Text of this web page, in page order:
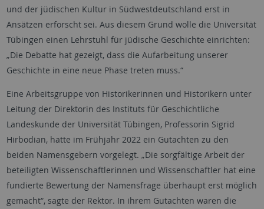
und der jüdischen Kultur in Südwestdeutschland erst in
Ansätzen erforscht sei. Aus diesem Grund wolle die Universität
Tübingen einen Lehrstuhl für jüdische Geschichte einrichten:
„Die Debatte hat gezeigt, dass die Aufarbeitung unserer
Geschichte in eine neue Phase treten muss.“
Eine Arbeitsgruppe von Historikerinnen und Historikern unter
Leitung der Direktorin des Instituts für Geschichtliche
Landeskunde der Universität Tübingen, Professorin Sigrid
Hirbodian, hatte im Frühjahr 2022 ein Gutachten zu den
beiden Namensgebern vorgelegt. „Die sorgfältige Arbeit der
beteiligten Wissenschaftlerinnen und Wissenschaftler hat eine
fundierte Bewertung der Namensfrage überhaupt erst möglich
gemacht“, sagte der Rektor. In ihrem Gutachten waren die